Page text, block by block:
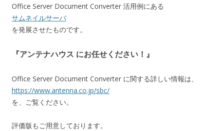
Office Server Document Converter 活用例にある
サムネイルサーバ
を発展させたものです。
『アンテナハウス にお任せください！』
Office Server Document Converter に関する詳しい情報は、
https://www.antenna.co.jp/sbc/
を、ご覧ください。
評価版もご用意しております。